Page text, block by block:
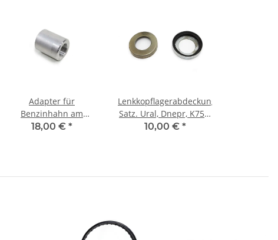
Adapter für
Benzinhahn am
Benzintank CJ, K750,
18,00 € *
Lenkkopflagerabdeckung
Satz. Ural, Dnepr, K750,
M72.
10,00 € *